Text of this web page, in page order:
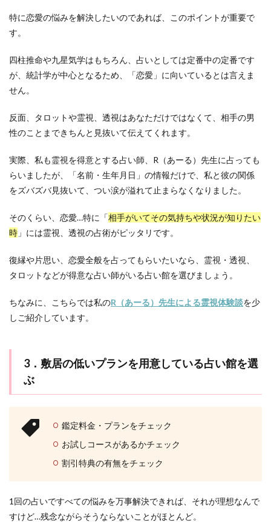
特に恋愛の悩みを解決したいのであれば、このポイントが重要で
す。
四柱推命や九星気学はもちろん、占いとしては定番中の定番です
が、統計学が中心となるため、「恋愛」に向いているとは言えま
せん。
反面、タロットや霊視、透視はあなただけではなくて、相手の男
性のことまできちんと見抜いて伝えてくれます。
実際、私も霊視を得意とする占い師、R（あーる）先生に占っても
らいましたが、「名前・生年月日」の情報だけで、私と彼の関係
をズバズバ見抜いて、つい涙が溢れて止まらなくなりました。
そのくらい、恋愛…特に「相手がいてその気持ちや状況が知りたい
時 」には霊視、透視の占術がピッタリです。
復縁や片思い、恋愛全般を占ってもらいたいなら、霊視・透視、
タロットなどが得意な占い師がいる占い館を選びましょう。
ちなみに、こちらでは私のR（あーる）先生による霊視体験談を少
しご紹介しています。
3．敷居の低いプランを用意している占い館を選
ぶ
鑑定料金・プランをチェック
お試しコースがあるかチェック
割引特典の有無をチェック
1回の占いですべての悩みを万事解決できれば、それが理想なんで
すけど…残念ながらそうならないことがほとんど。